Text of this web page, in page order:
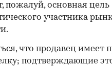
пожалуй, основная цель
участника
что продавец имеет
подтверждающие